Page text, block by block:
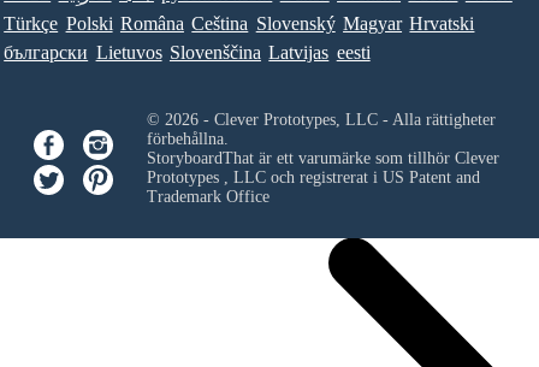
Türkçe Polski Româna Ceština Slovenský Magyar Hrvatski
български Lietuvos Slovenščina Latvijas eesti
© 2026 - Clever Prototypes, LLC - Alla rättigheter
förbehållna.
StoryboardThat är ett varumärke som tillhör Clever
Prototypes , LLCoch registrerat i US Patent and
Trademark Office